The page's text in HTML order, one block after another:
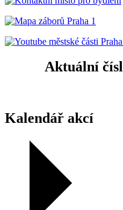
Aktuální
Kalendář akcí